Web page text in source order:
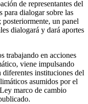
de representantes del
para dialogar sobre las
posteriormente, un panel
dialogará y dará aportes
trabajando en acciones
viene impulsando
diferentes instituciones del
asumidos por el
marco de cambio